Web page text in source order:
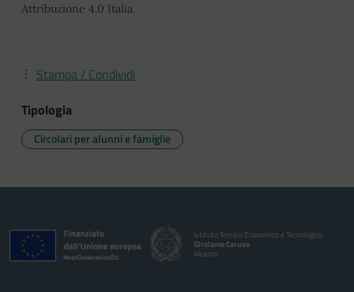
Attribuzione 4.0 Italia.
Stampa / Condividi
Tipologia
Circolari per alunni e famiglie
Istituto Tecnico Economico e Tecnologico
Girolamo Caruso
Alcamo